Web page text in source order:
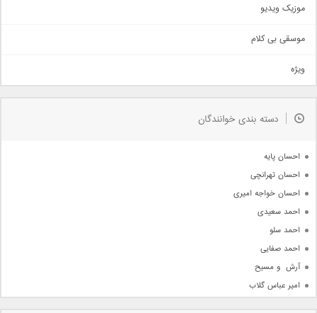
سنتی
اهنگ بندرعباسی
دمو
مذهبی
جدیدترین ها
موزیک ویدیو
موسقی بی کلام
ویژه
دسته بندی خوانندگان
احسان پایه
احسان تهرانچی
احسان خواجه امیری
احمد سعیدی
احمد سلو
احمد صفایی
آرش  و مسیح
امیر عباس گلاب